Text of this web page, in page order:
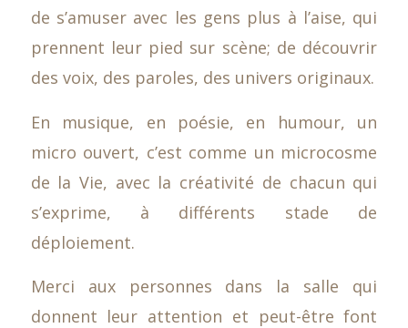
de s’amuser avec les gens plus à l’aise, qui
prennent leur pied sur scène; de découvrir
des voix, des paroles, des univers originaux.
En musique, en poésie, en humour, un
micro ouvert, c’est comme un microcosme
de la Vie, avec la créativité de chacun qui
s’exprime, à différents stade de
déploiement.
Merci aux personnes dans la salle qui
donnent leur attention et peut-être font